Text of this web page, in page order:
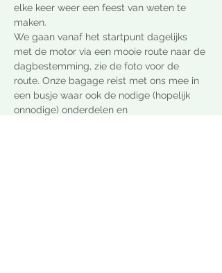
elke keer weer een feest van weten te
maken.
We gaan vanaf het startpunt dagelijks
met de motor via een mooie route naar de
dagbestemming, zie de foto voor de
route. Onze bagage reist met ons mee in
een busje waar ook de nodige (hopelijk
onnodige) onderdelen en